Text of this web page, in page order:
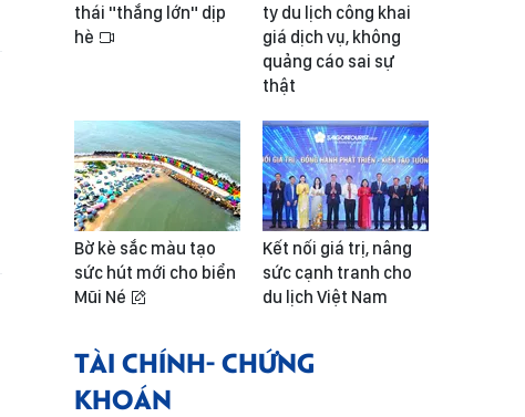
thái "thắng lớn" dịp
hè
ty du lịch công khai
giá dịch vụ, không
quảng cáo sai sự
thật
Bờ kè sắc màu tạo
sức hút mới cho biển
Mũi Né
Kết nối giá trị, nâng
sức cạnh tranh cho
du lịch Việt Nam
TÀI CHÍNH- CHỨNG
KHOÁN